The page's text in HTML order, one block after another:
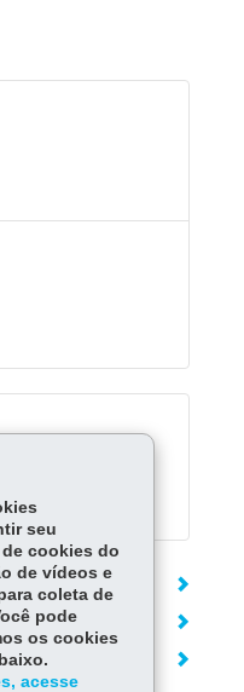
no ensino
seu
cookies do
de vídeos e
coleta de
pode
os cookies
acesse